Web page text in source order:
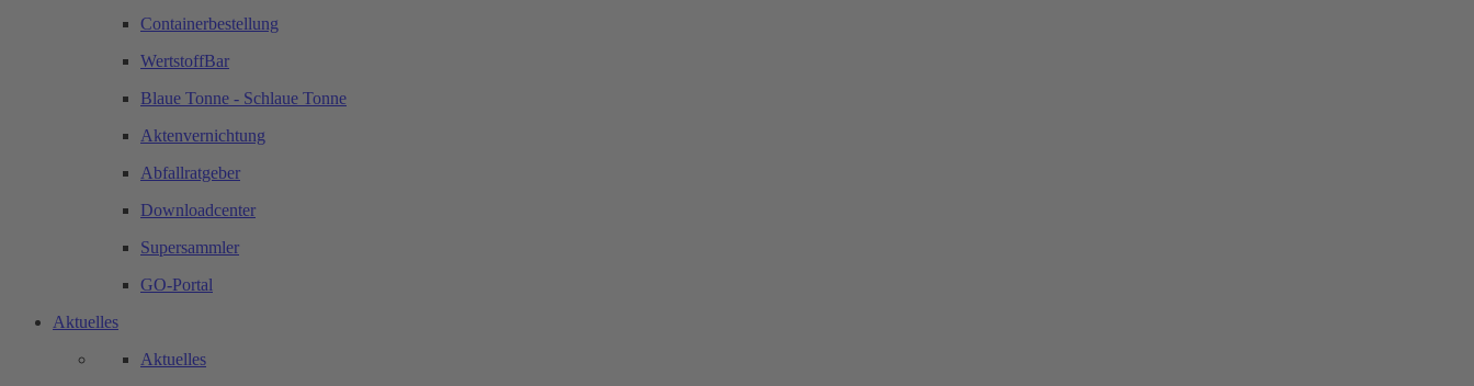
Containerbestellung
WertstoffBar
Blaue Tonne - Schlaue Tonne
Aktenvernichtung
Abfallratgeber
Downloadcenter
Supersammler
GO-Portal
Aktuelles
Aktuelles